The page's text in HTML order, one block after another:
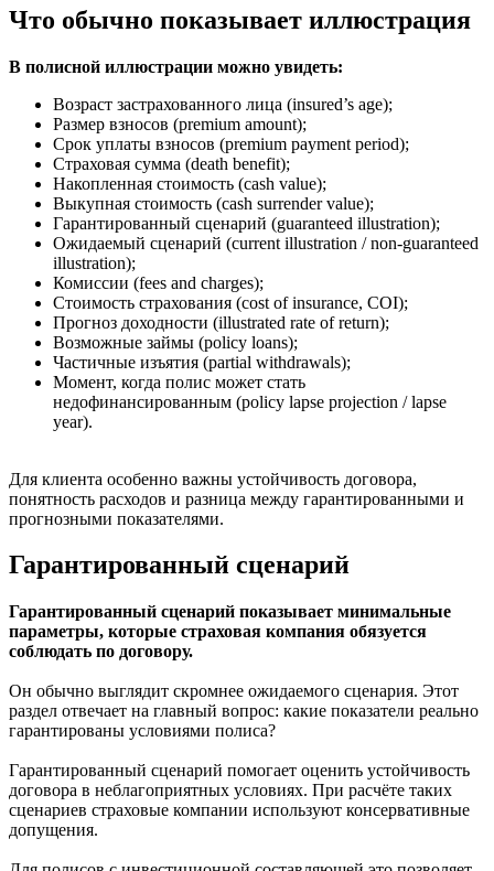
Что обычно показывает иллюстрация
В полисной иллюстрации можно увидеть:
Возраст застрахованного лица (insured’s age);
Размер взносов (premium amount);
Срок уплаты взносов (premium payment period);
Страховая сумма (death benefit);
Накопленная стоимость (cash value);
Выкупная стоимость (cash surrender value);
Гарантированный сценарий (guaranteed illustration);
Ожидаемый сценарий (current illustration / non-guaranteed
illustration);
Комиссии (fees and charges);
Стоимость страхования (cost of insurance, COI);
Прогноз доходности (illustrated rate of return);
Возможные займы (policy loans);
Частичные изъятия (partial withdrawals);
Момент, когда полис может стать
недофинансированным (policy lapse projection / lapse
year).
Для клиента особенно важны устойчивость договора,
понятность расходов и разница между гарантированными и
прогнозными показателями.
Гарантированный сценарий
Гарантированный сценарий показывает минимальные
параметры, которые страховая компания обязуется
соблюдать по договору.
Он обычно выглядит скромнее ожидаемого сценария. Этот
раздел отвечает на главный вопрос: какие показатели реально
гарантированы условиями полиса?
Гарантированный сценарий помогает оценить устойчивость
договора в неблагоприятных условиях. При расчёте таких
сценариев страховые компании используют консервативные
допущения.